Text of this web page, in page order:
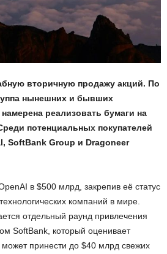
вторичную продажу акций. По
нынешних и бывших
реализовать бумаги на
потенциальных покупателей
SoftBank Group и Dragoneer
в $500 млрд, закрепив её статус
компаний в мире.
отдельный раунд привлечения
SoftBank, который оценивает
принести до $40 млрд свежих